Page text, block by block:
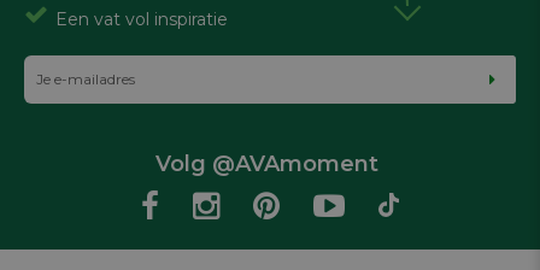
Een vat vol inspiratie
Volg @AVAmoment